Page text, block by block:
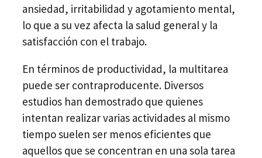
ansiedad, irritabilidad y agotamiento mental,
lo que a su vez afecta la salud general y la
satisfacción con el trabajo.
En términos de productividad, la multitarea
puede ser contraproducente. Diversos
estudios han demostrado que quienes
intentan realizar varias actividades al mismo
tiempo suelen ser menos eficientes que
aquellos que se concentran en una sola tarea